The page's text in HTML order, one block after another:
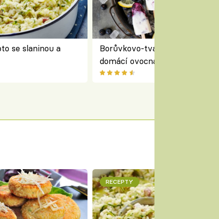
se slaninou a
Borůvkovo-tvarohové nanuky
domácí ovocná zmrzlina na
RECEPTY